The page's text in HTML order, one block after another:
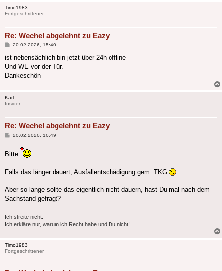
Timo1983
Fortgeschrittener
Re: Wechel abgelehnt zu Eazy
Beitrag
20.02.2026, 15:40
ist nebensächlich bin jetzt über 24h offline
Und WE vor der Tür.
Dankeschön
Karl.
Insider
Re: Wechel abgelehnt zu Eazy
Beitrag
20.02.2026, 16:49
Bitte
Falls das länger dauert, Ausfallentschädigung gem. TKG
Aber so lange sollte das eigentlich nicht dauern, hast Du mal nach dem
Sachstand gefragt?
Ich streite nicht.
Ich erkläre nur, warum ich Recht habe und Du nicht!
Timo1983
Fortgeschrittener